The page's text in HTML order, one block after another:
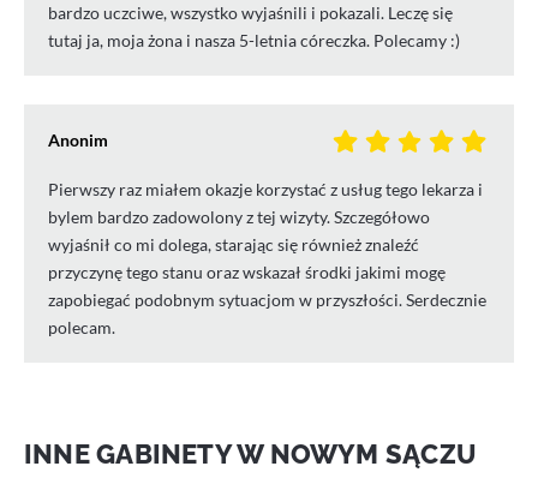
bardzo uczciwe, wszystko wyjaśnili i pokazali. Leczę się
tutaj ja, moja żona i nasza 5-letnia córeczka. Polecamy :)
Anonim
Pierwszy raz miałem okazje korzystać z usług tego lekarza i
bylem bardzo zadowolony z tej wizyty. Szczegółowo
wyjaśnił co mi dolega, starając się również znaleźć
przyczynę tego stanu oraz wskazał środki jakimi mogę
zapobiegać podobnym sytuacjom w przyszłości. Serdecznie
polecam.
INNE GABINETY W NOWYM SĄCZU